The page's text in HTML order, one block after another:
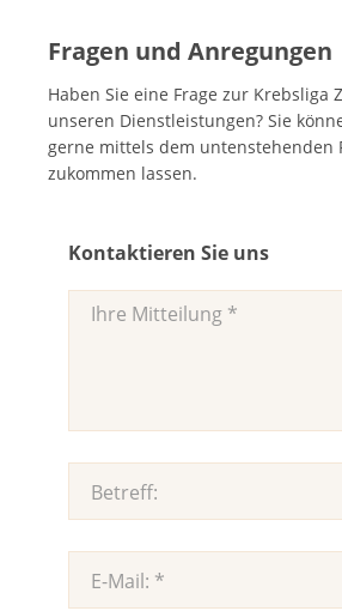
Fragen und Anregungen
Haben Sie eine Frage zur Krebsliga
unseren Dienstleistungen? Sie
gerne mittels dem untenstehenden
zukommen lassen.
Kontaktieren Sie uns